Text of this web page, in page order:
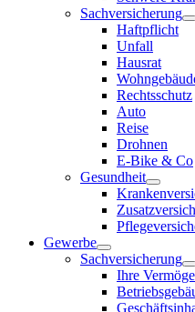
Sachversicherung
Haftpflicht
Unfall
Hausrat
Rechtsschutz
Auto
Reise
Drohnen
E-Bike & Co
Gesundheit
Gewerbe
Sachversicherung
Ihre